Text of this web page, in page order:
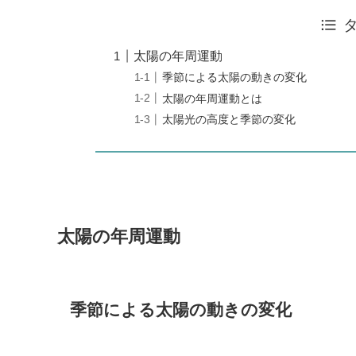
太陽の年周運動
季節による太陽の動きの変化
太陽の年周運動とは
太陽光の高度と季節の変化
太陽の年周運動
季節による太陽の動きの変化